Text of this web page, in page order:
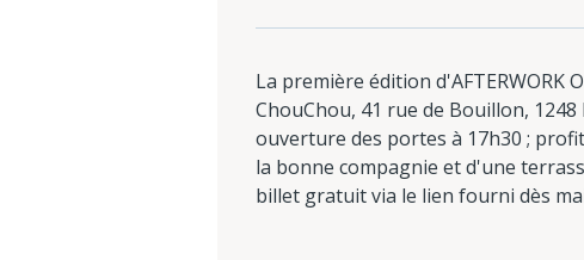
La première édition d'AFTERWORK
ChouChou, 41 rue de Bouillon,
ouverture des portes à 17h30 ;
la bonne compagnie et d'une
billet gratuit via le lien fourni dès